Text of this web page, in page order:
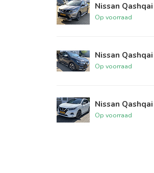
Nissan
Op voorraad
Nissan
Op voorraad
Nissan
Op voorraad